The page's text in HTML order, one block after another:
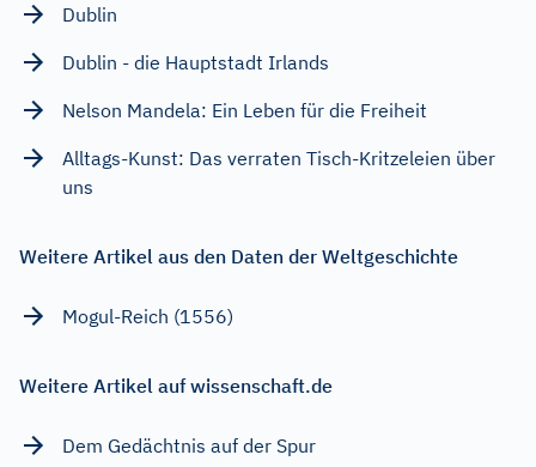
Dublin
Dublin - die Hauptstadt Irlands
Nelson Mandela: Ein Leben für die Freiheit
Alltags-Kunst: Das verraten Tisch-Kritzeleien über
uns
Weitere Artikel aus den Daten der Weltgeschichte
Mogul-Reich (1556)
Weitere Artikel auf wissenschaft.de
Dem Gedächtnis auf der Spur